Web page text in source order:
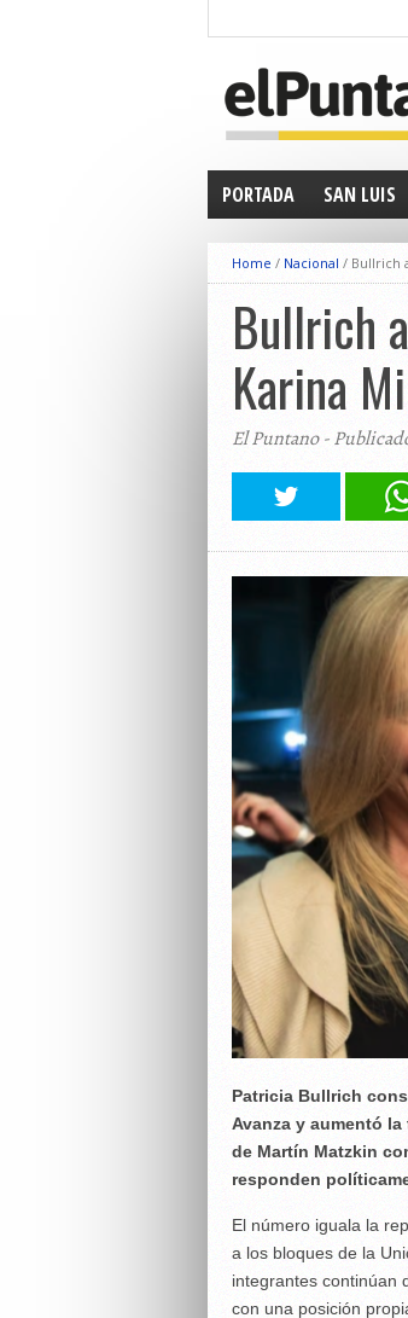
PORTADA SAN LUIS
Home / Nacional / Bullrich
Bullrich
Karina
El Puntano -
Patricia Bullrich
Avanza y aumentó
de Martín Matzkin
responden
El número iguala la
a los bloques de la
integrantes continúan
con una posición